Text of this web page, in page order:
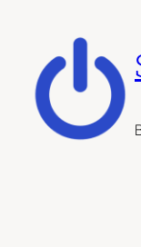
contenido